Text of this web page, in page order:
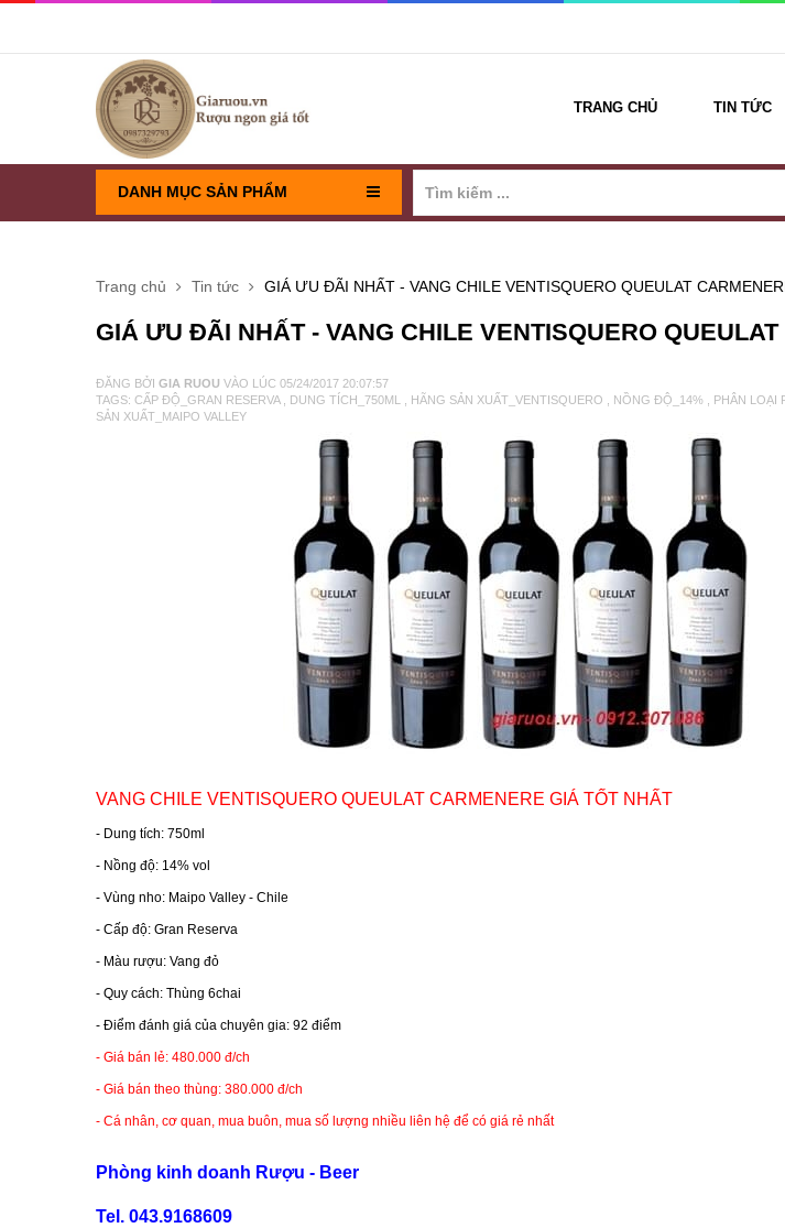
TRANG CHỦ TIN TỨC
DANH MỤC SẢN PHẨM
RƯỢU VANG CHILE
RƯỢU VANG Ý
RƯỢU CHAMPANGNE
RƯỢU WHISKY
RƯỢU XO BRANDY
RƯỢU VODKA
RƯỢU COGNAC
RƯỢU VANG ĐÀ LẠT
Trang chủ Tin tức GIÁ ƯU ĐÃI NHẤT - VANG CHILE VENTISQUERO QUEULAT
GIÁ ƯU ĐÃI NHẤT - VANG CHILE VENTISQUERO
ĐĂNG BỞI GIA RUOU VÀO LÚC 05/24/2017 20:07:57
TAGS: CẤP ĐỘ_GRAN RESERVA DUNG TÍCH_750ML HÃNG SẢN XUẤT_VENTISQUERO NỒNG ĐỘ_14% PHÂN LOẠI
SẢN XUẤT_MAIPO VALLEY
VANG CHILE VENTISQUERO QUEULAT CARMENERE GIÁ TỐT NHẤT
- Dung tích: 750ml
- Nồng độ: 14% vol
- Vùng nho: Maipo Valley - Chile
- Cấp độ: Gran Reserva
- Màu rượu: Vang đỏ
- Quy cách: Thùng 6chai
- Điểm đánh giá của chuyên gia: 92 điểm
- Giá bán lẻ: 480.000 đ/ch
- Giá bán theo thùng: 380.000 đ/ch
- Cá nhân, cơ quan, mua buôn, mua số lượng nhiều liên hệ để có giá rẻ nhất
Phòng kinh doanh Rượu - Beer
Tel. 043.9168609